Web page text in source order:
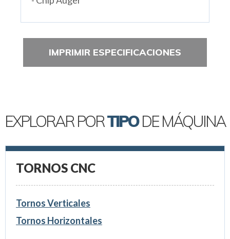
IMPRIMIR ESPECIFICACIONES
EXPLORAR PORTIPODE MÁQUINA
TORNOS CNC
Tornos Verticales
Tornos Horizontales